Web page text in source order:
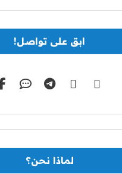
ابق على تواصل!
لماذا نحن؟